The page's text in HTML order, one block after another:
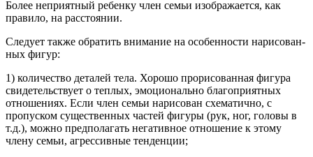
Более неприятный ребенку член семьи изоб­ражается, как
правило, на расстоянии.
Следует также обратить внимание на особенности нарисован­
ных фигур:
1) количество деталей тела. Хорошо прорисованная фигура
сви­детельствует о теплых, эмоционально благоприятных
отношени­ях. Если член семьи нарисован схематично, с
пропуском суще­ственных частей фигуры (рук, ног, головы в
т.д.), можно пред­полагать негативное отношение к этому
члену семьи, агрессив­ные тенденции;